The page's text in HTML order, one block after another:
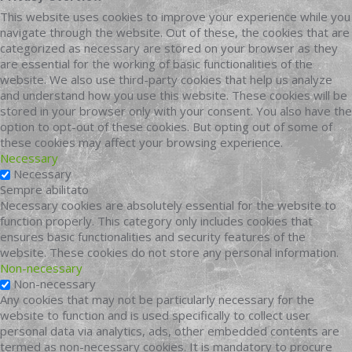
This website uses cookies to improve your experience while you
navigate through the website. Out of these, the cookies that are
categorized as necessary are stored on your browser as they
are essential for the working of basic functionalities of the
website. We also use third-party cookies that help us analyze
and understand how you use this website. These cookies will be
stored in your browser only with your consent. You also have the
option to opt-out of these cookies. But opting out of some of
these cookies may affect your browsing experience.
Necessary
Necessary
Sempre abilitato
Necessary cookies are absolutely essential for the website to
function properly. This category only includes cookies that
ensures basic functionalities and security features of the
website. These cookies do not store any personal information.
Non-necessary
Non-necessary
Any cookies that may not be particularly necessary for the
website to function and is used specifically to collect user
personal data via analytics, ads, other embedded contents are
termed as non-necessary cookies. It is mandatory to procure